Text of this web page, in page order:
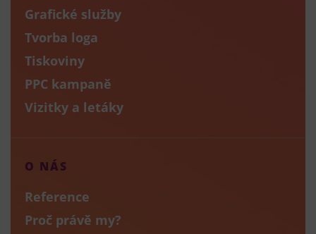
Grafické služby
Tvorba loga
Tiskoviny
PPC kampaně
Vizitky a letáky
O NÁS
Reference
Proč právě my?